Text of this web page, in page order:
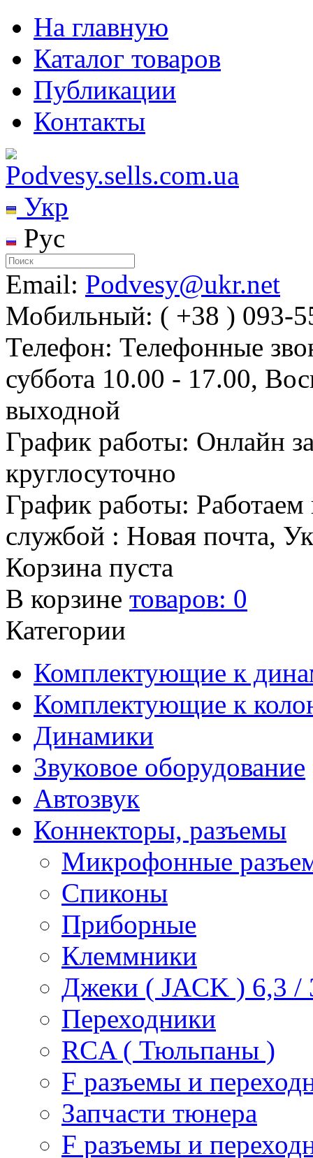
На главную
Каталог товаров
Публикации
Контакты
Укр
Рус
Email: Podvesy@ukr.net
Мобильный: ( +38 ) 093-
Телефон: Телефонные
суббота 10.00 - 17.00,
выходной
График работы: Онлайн
круглосуточно
График работы: Работаем
службой : Новая почта,
Корзина пуста
В корзине товаров: 0
Категории
Комплектующие к
Комплектующие к
Динамики
Звуковое оборудование
Автозвук
Коннекторы, разъемы
Микрофонные
Спиконы
Приборные
Клеммники
Джеки ( JACK ) 6,3 /
Переходники
RCA ( Тюльпаны )
F разъемы и
Запчасти тюнера
F разъемы и